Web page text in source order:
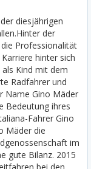
diesjährigen
Hinter der
Professionalität
hinter sich
Kind mit dem
Radfahrer und
Name Gino Mäder
Bedeutung ihres
Fahrer Gino
Mäder die
im
gute Bilanz. 2015